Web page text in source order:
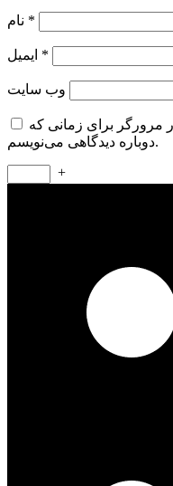
*
*
وب‌ سایت
مرورگر برای زمانی که
دوباره دیدگاهی می‌نویسم.
+